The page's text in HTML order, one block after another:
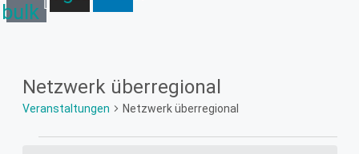
bulk
Netzwerk überregional
Veranstaltungen Netzwerk überregional